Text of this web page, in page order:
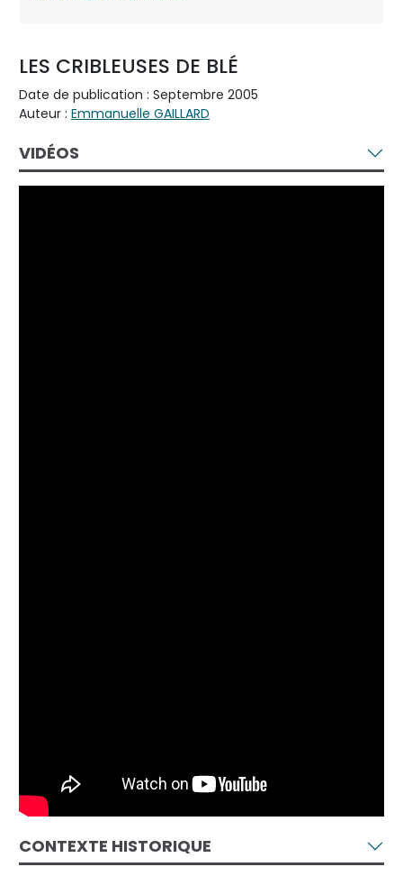
LES CRIBLEUSES DE BLÉ
Date de publication : Septembre 2005
Auteur : Emmanuelle GAILLARD
VIDÉOS
CONTEXTE HISTORIQUE